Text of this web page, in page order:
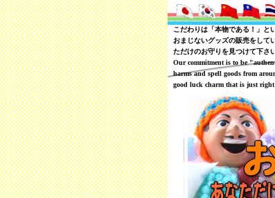
こだわりは「本物である！」と
おまじないグッズの販売をして
ただけのお守りを見つけて下さい
Our commitment is to be
harms and spell goods from
good luck charm that is just